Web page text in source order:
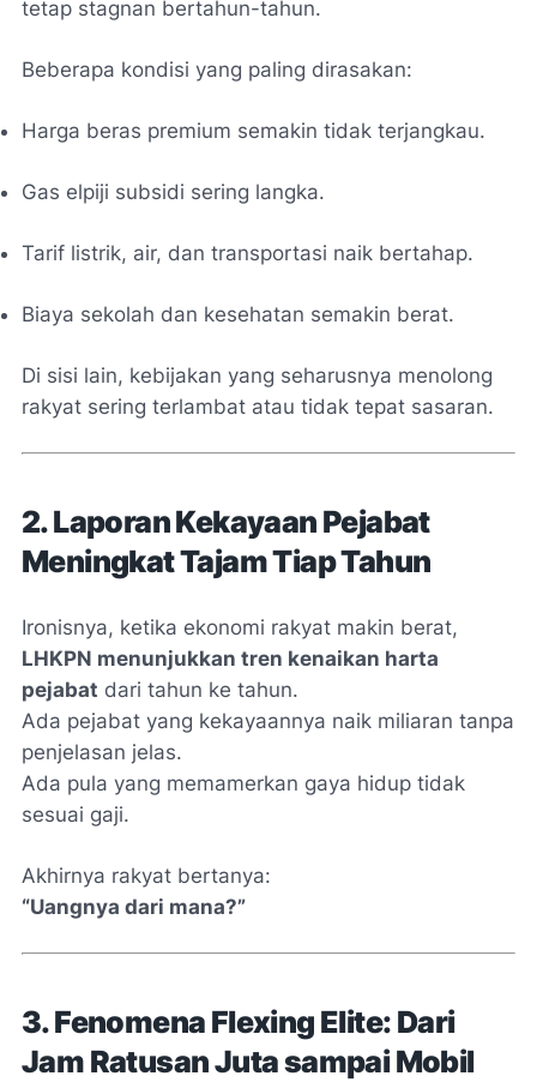
tetap stagnan bertahun-tahun.
Beberapa kondisi yang paling dirasakan:
Harga beras premium semakin tidak terjangkau.
Gas elpiji subsidi sering langka.
Tarif listrik, air, dan transportasi naik bertahap.
Biaya sekolah dan kesehatan semakin berat.
Di sisi lain, kebijakan yang seharusnya menolong
rakyat sering terlambat atau tidak tepat sasaran.
2. Laporan Kekayaan Pejabat
Meningkat Tajam Tiap Tahun
Ironisnya, ketika ekonomi rakyat makin berat,
LHKPN menunjukkan tren kenaikan harta
pejabat dari tahun ke tahun.
Ada pejabat yang kekayaannya naik miliaran tanpa
penjelasan jelas.
Ada pula yang memamerkan gaya hidup tidak
sesuai gaji.
Akhirnya rakyat bertanya:
“Uangnya dari mana?”
3. Fenomena Flexing Elite: Dari
Jam Ratusan Juta sampai Mobil